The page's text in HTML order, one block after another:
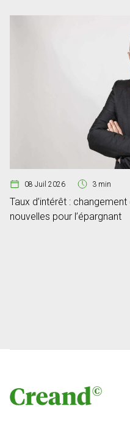
08 Juil 2026 3 min
Taux d’intérêt :
nouvelles pour l’épargnant